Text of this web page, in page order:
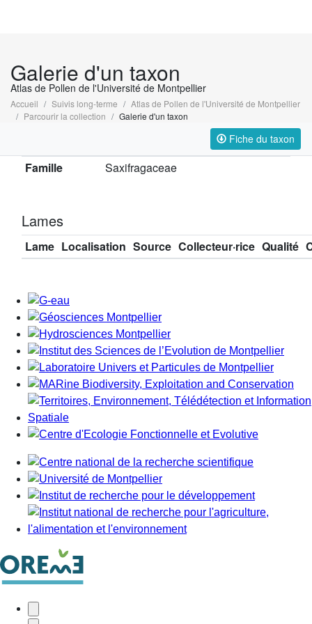
Galerie d'un taxon
Atlas de Pollen de l'Université de Montpellier
Accueil Suivis long-terme
Atlas de Pollen de l'Université de Montpellier
Parcourir la collection
Galerie d'un taxon
Fiche du taxon
Famille Saxifragaceae
Lames
Lame Localisation Source Collecteur·rice Qualité